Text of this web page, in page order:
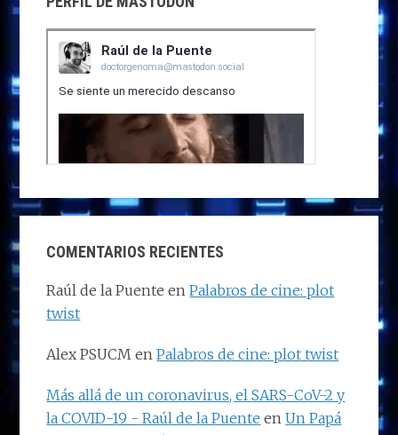
COMENTARIOS RECIENTES
Raúl de la Puente enPalabros de cine: plot
twist
Alex PSUCM enPalabros de cine: plot twist
Más allá de un coronavirus, el SARS-CoV-2 y
la COVID-19 - Raúl de la Puente enUn Papá